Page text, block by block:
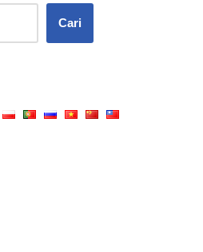
Cari